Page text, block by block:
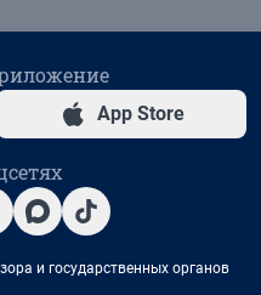
App Store
и государственных органов